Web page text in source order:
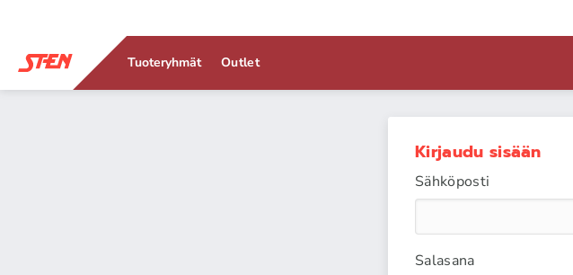
Tuoteryhmät Outlet
Kirjaudu sisään
Sähköposti
Salasana